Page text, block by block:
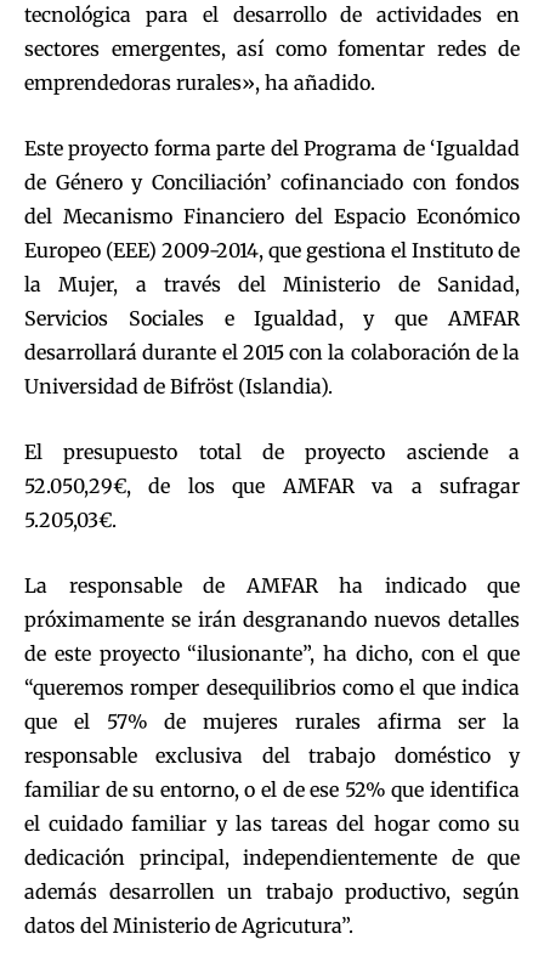
tecnológica para el desarrollo de actividades en
sectores emergentes, así como fomentar redes de
emprendedoras rurales», ha añadido.
Este proyecto forma parte del Programa de ‘Igualdad
de Género y Conciliación’ cofinanciado con fondos
del Mecanismo Financiero del Espacio Económico
Europeo (EEE) 2009-2014, que gestiona el Instituto de
la Mujer, a través del Ministerio de Sanidad,
Servicios Sociales e Igualdad, y que AMFAR
desarrollará durante el 2015 con la colaboración de la
Universidad de Bifröst (Islandia).
El presupuesto total de proyecto asciende a
52.050,29€, de los que AMFAR va a sufragar
5.205,03€.
La responsable de AMFAR ha indicado que
próximamente se irán desgranando nuevos detalles
de este proyecto “ilusionante”, ha dicho, con el que
“queremos romper desequilibrios como el que indica
que el 57% de mujeres rurales afirma ser la
responsable exclusiva del trabajo doméstico y
familiar de su entorno, o el de ese 52% que identifica
el cuidado familiar y las tareas del hogar como su
dedicación principal, independientemente de que
además desarrollen un trabajo productivo, según
datos del Ministerio de Agricutura”.